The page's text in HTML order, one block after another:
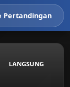
Pertandingan
LANGSUNG